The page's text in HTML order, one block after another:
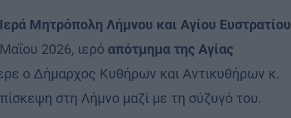
Ιερά Μητρόπολη Λήμνου και Αγίου Ευστρατίου
2026, ιερό απότμημα της Αγίας
ο Δήμαρχος Κυθήρων και Αντικυθήρων κ.
στη Λήμνο μαζί με τη σύζυγό του.